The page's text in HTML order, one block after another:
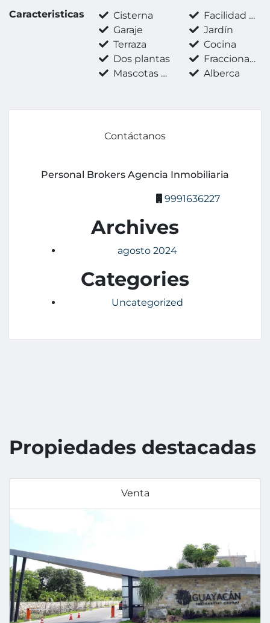
Caracteristicas Cisterna
Facilidad para estacionarse
Garaje
Jardín
Terraza
Cocina
Dos plantas
Fraccionamiento privado
Mascotas permitidas
Alberca
Contáctanos
Personal Brokers Agencia Inmobiliaria
9991636227
Archives
agosto 2024
Categories
Uncategorized
Propiedades destacadas
Venta